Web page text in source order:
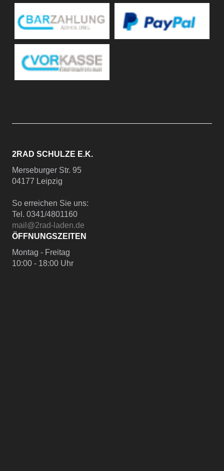
2RAD SCHULZE E.K.
Merseburger Str. 95
04177 Leipzig
So erreichen Sie uns:
Tel. 0341/4801160
mail@2rad-laden.de
ÖFFNUNGSZEITEN
Montag - Freitag
10:00 - 18:00 Uhr